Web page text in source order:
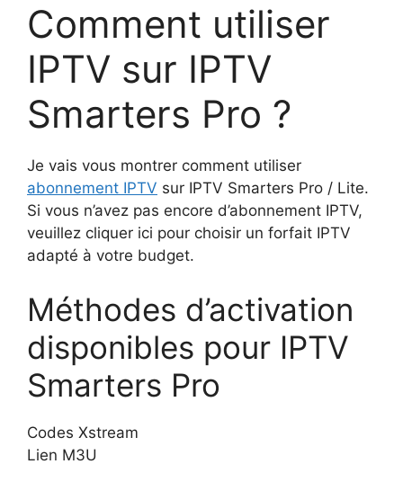
Comment utiliser
IPTV sur IPTV
Smarters Pro ?
Je vais vous montrer comment utiliser
abonnement IPTV sur IPTV Smarters Pro / Lite.
Si vous n’avez pas encore d’abonnement IPTV,
veuillez cliquer ici pour choisir un forfait IPTV
adapté à votre budget.
Méthodes d’activation
disponibles pour IPTV
Smarters Pro
Codes Xstream
Lien M3U